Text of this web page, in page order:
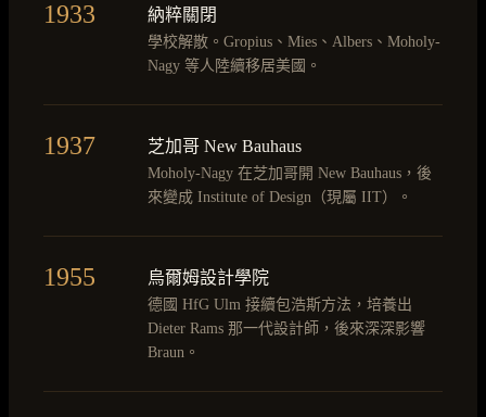
1933 納粹關閉
學校解散。Gropius、Mies、Albers、Moholy-
Nagy 等人陸續移居美國。
1937 芝加哥 New Bauhaus
Moholy-Nagy 在芝加哥開 New Bauhaus，後
來變成 Institute of Design（現屬 IIT）。
1955 烏爾姆設計學院
德國 HfG Ulm 接續包浩斯方法，培養出
Dieter Rams 那一代設計師，後來深深影響
Braun。